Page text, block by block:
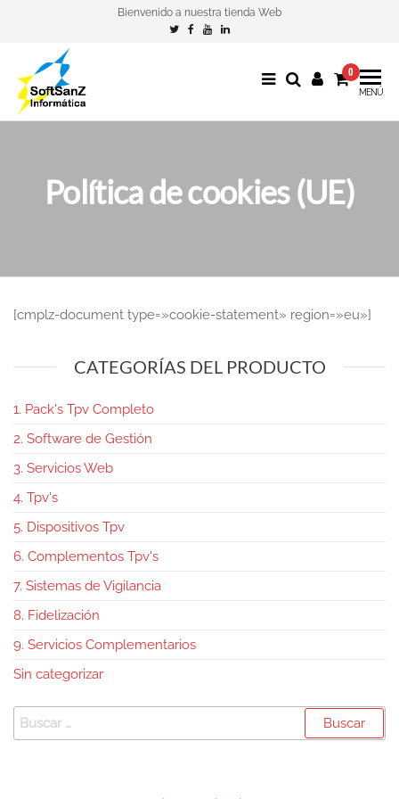
Bienvenido a nuestra tienda Web
of
Informática
0
MENÚ
Política de cookies (UE)
[cmplz-document type=»cookie-statement» region=»eu»]
CATEGORÍAS DEL PRODUCTO
1. Pack's Tpv Completo
2. Software de Gestión
3. Servicios Web
4. Tpv's
5. Dispositivos Tpv
6. Complementos Tpv's
7. Sistemas de Vigilancia
8. Fidelización
9. Servicios Complementarios
Sin categorizar